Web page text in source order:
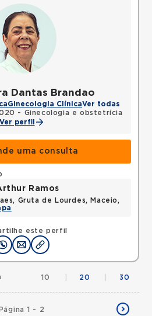
Dantas Brandao
Ginecologia ClínicaVer todas
- Ginecologia e obstetrícia
Ver perfil
uma consulta
este perfil
Ramos
Gruta de Lourdes, Maceio,
Página 1 - 2
10 20 30